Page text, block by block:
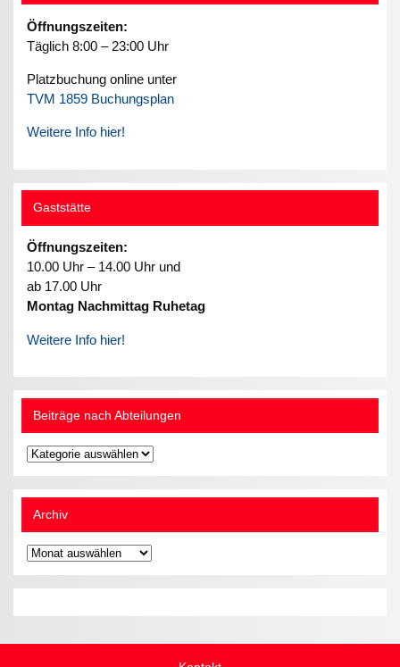
Öffnungszeiten:
Täglich 8:00 – 23:00 Uhr
Platzbuchung online unter
TVM 1859 Buchungsplan
Weitere Info hier!
Gaststätte
Öffnungszeiten:
10.00 Uhr – 14.00 Uhr und
ab 17.00 Uhr
Montag Nachmittag Ruhetag
Weitere Info hier!
Beiträge nach Abteilungen
Beiträge
nach
Abteilungen
Archiv
Archiv